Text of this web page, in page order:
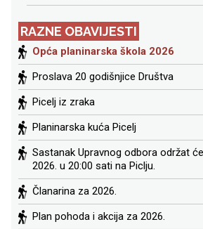
RAZNE OBAVIJESTI
Opća planinarska škola 2026
Proslava 20 godišnjice Društva
Picelj iz zraka
Planinarska kuća Picelj
Sastanak Upravnog odbora održat
2026. u 20:00 sati na Piclju.
Članarina za 2026.
Plan pohoda i akcija za 2026.